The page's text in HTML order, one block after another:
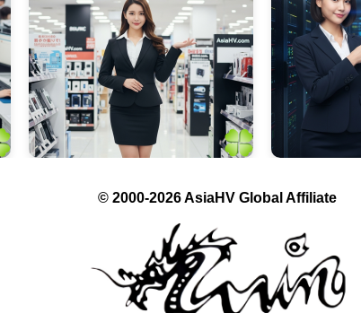
© 2000-2026 AsiaHV Global Affiliate